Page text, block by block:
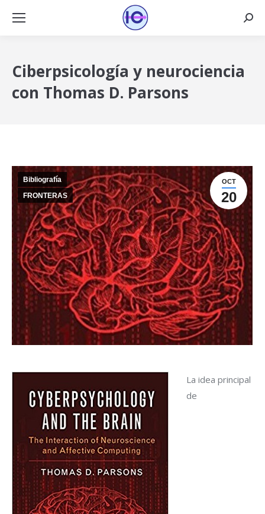
Ciberpsicología y neurociencia
con Thomas D. Parsons
OCT
20
Bibliografía
FRONTERAS
La idea principal
de